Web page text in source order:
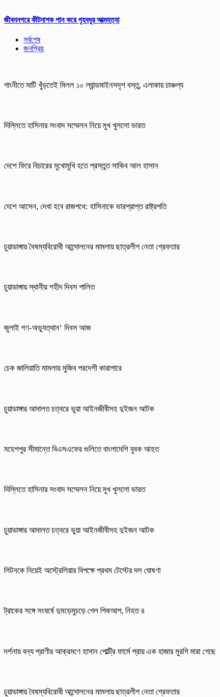
জীবননগরে কীটনাশক পান করে গৃহবধূর আত্মহত্যা
সর্বশেষ
জনপ্রিয়
গাংনীতে মাটি খুঁড়তেই মিলল ১০ ল্যান্ডমাইনসদৃশ বস্তু, এলাকায় চাঞ্চল্য
দিল্লিতে হাসিনার সংবাদ সম্মেলন নিয়ে মুখ খুললো ভারত
দেশে ফিরে বিচারের মুখোমুখি হতে প্রস্তুত সাকিব আল হাসান
দেশে আসেন, দেখা হবে রাজপথে: হাসিনাকে ভারপ্রাপ্ত রাষ্ট্রপতি
চুয়াডাঙ্গায় বৈষম্যবিরোধী আন্দোলনের মামলায় ছাত্রলীগ নেতা গ্রেফতার
চুয়াডাঙ্গায় স্থানীয় শহীদ দিবস পা‌লিত
জুলাই গণ-অভ্যুত্থান’ দিবস আজ
চেক জালিয়াতি মামলায় মুজিব পরদেশী কারাগারে
চুয়াডাঙ্গার আদালত চত্বরে ভুয়া আইনজীবীসহ দুইজন আটক
মহেশপুর সীমান্তে বিএসএফের গুলিতে বাংলাদেশি যুবক আহত
দিল্লিতে হাসিনার সংবাদ সম্মেলন নিয়ে মুখ খুললো ভারত
চুয়াডাঙ্গার আদালত চত্বরে ভুয়া আইনজীবীসহ দুইজন আটক
লিটনকে নিয়েই অস্ট্রেলিয়ার বিপক্ষে প্রথম টেস্টের দল ঘোষণা
ট্রাকের সঙ্গে সংঘর্ষে দুমড়েমুচড়ে গেল পিকআপ, নিহত ৪
দর্শনায় বন্য প্রাণীর আক্রমণে হাসান পোল্ট্রি ফার্মে প্রায় এক হাজার মুরগি মারা গেছে
চুয়াডাঙ্গায় বৈষম্যবিরোধী আন্দোলনের মামলায় ছাত্রলীগ নেতা গ্রেফতার